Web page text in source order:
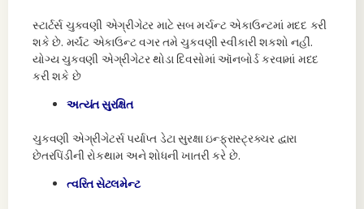
સ્ટાર્ટર્સ ચુકવણી એગ્રીગેટર માટે સબ મર્ચન્ટ એકાઉન્ટમાં મદદ કરી
શકે છે. મર્ચંટ એકાઉન્ટ વગર તમે ચુકવણી સ્વીકારી શકશો નહીં.
યોગ્ય ચુકવણી એગ્રીગેટર થોડા દિવસોમાં ઑનબોર્ડ કરવામાં મદદ
કરી શકે છે
અત્યંત સુરક્ષિત
ચુકવણી એગ્રીગેટર્સ પર્યાપ્ત ડેટા સુરક્ષા ઇન્ફ્રાસ્ટ્રક્ચર દ્વારા
છેતરપિંડીની રોકથામ અને શોધની ખાતરી કરે છે.
ત્વરિત સેટલમેન્ટ